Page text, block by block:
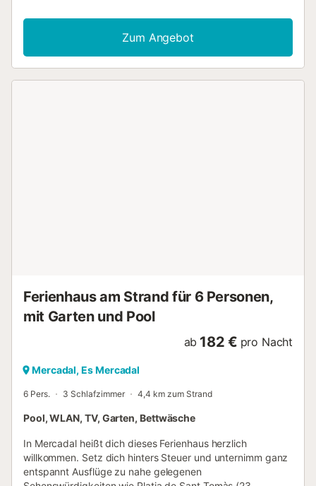
von Son Bou (16 Autominuten)? Entspann im Privatpool
oder trink etwas im Garten dieser Villa. Außerdem kannst
du einen Balkon nutzen. Wenn du genug Frischluft getankt
hast, gibt es dank WLAN-Internetzugang und Fernseher
Zum Angebot
Ferienhaus am Strand für 6 Personen,
mit Garten und Pool
ab 182 € pro Nacht
Mercadal, Es Mercadal
6 Pers. 3 Schlafzimmer 4,4 km zum Strand
Pool, WLAN, TV, Garten, Bettwäsche
In Mercadal heißt dich dieses Ferienhaus herzlich
willkommen. Setz dich hinters Steuer und unternimm ganz
entspannt Ausflüge zu nahe gelegenen